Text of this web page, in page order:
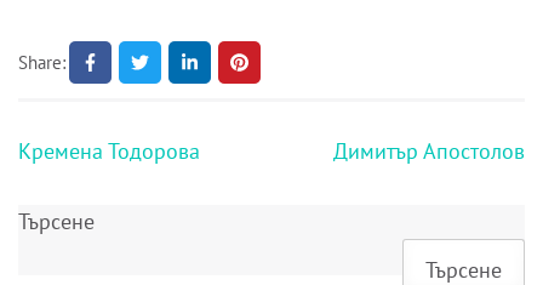
Share:
Навигация
Кремена Тодорова Димитър Апостолов
Търсене
Търсене